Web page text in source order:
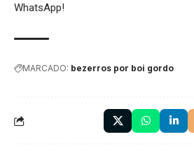
WhatsApp!
MARCADO: bezerros por boi gordo